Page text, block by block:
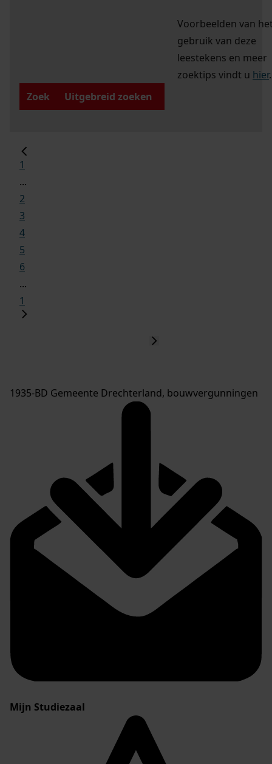
Voorbeelden van
gebruik van deze
leestekens en meer
zoektips vindt u hier.
Zoek
Uitgebreid zoeken
1
...
2
3
4
5
6
...
1
1935-BD Gemeente Drechterland, bouwvergunningen
Mijn Studiezaal